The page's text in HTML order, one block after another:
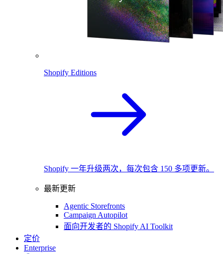
Shopify Editions
Shopify 一年升级两次，每次包含 150 多项更新。
最新更新
Agentic Storefronts
Campaign Autopilot
面向开发者的 Shopify AI Toolkit
定价
Enterprise